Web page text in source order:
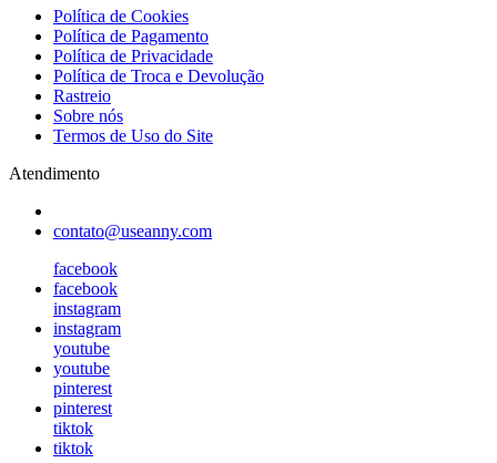
Política de Cookies
Política de Pagamento
Política de Privacidade
Política de Troca e Devolução
Rastreio
Sobre nós
Termos de Uso do Site
Atendimento
contato@useanny.com
facebook
facebook
instagram
instagram
youtube
youtube
pinterest
pinterest
tiktok
tiktok